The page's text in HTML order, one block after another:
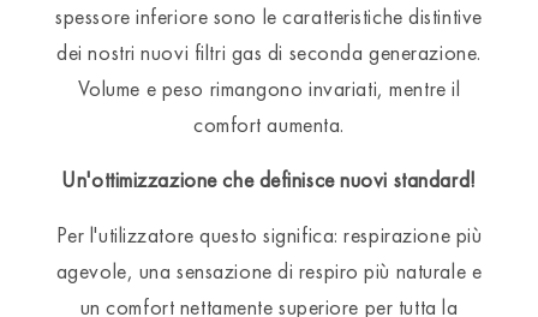
spessore inferiore sono le caratteristiche distintive
dei nostri nuovi filtri gas di seconda generazione.
Volume e peso rimangono invariati, mentre il
comfort aumenta.
Un'ottimizzazione che definisce nuovi standard!
Per l'utilizzatore questo significa: respirazione più
agevole, una sensazione di respiro più naturale e
un comfort nettamente superiore per tutta la